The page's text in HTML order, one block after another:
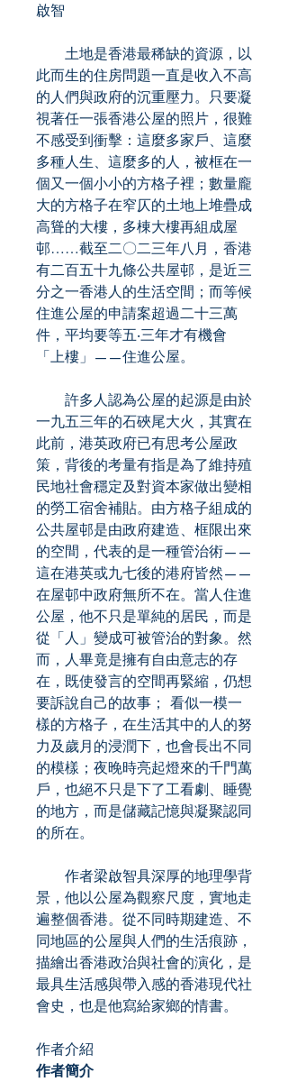
啟智
土地是香港最稀缺的資源，以
此而生的住房問題一直是收入不高
的人們與政府的沉重壓力。只要凝
視著任一張香港公屋的照片，很難
不感受到衝擊：這麼多家戶、這麼
多種人生、這麼多的人，被框在一
個又一個小小的方格子裡；數量龐
大的方格子在窄仄的土地上堆疊成
高聳的大樓，多棟大樓再組成屋
邨……截至二〇二三年八月，香港
有二百五十九條公共屋邨，是近三
分之一香港人的生活空間；而等候
住進公屋的申請案超過二十三萬
件，平均要等五‧三年才有機會
「上樓」——住進公屋。
許多人認為公屋的起源是由於
一九五三年的石硤尾大火，其實在
此前，港英政府已有思考公屋政
策，背後的考量有指是為了維持殖
民地社會穩定及對資本家做出變相
的勞工宿舍補貼。由方格子組成的
公共屋邨是由政府建造、框限出來
的空間，代表的是一種管治術——
這在港英或九七後的港府皆然——
在屋邨中政府無所不在。當人住進
公屋，他不只是單純的居民，而是
從「人」變成可被管治的對象。然
而，人畢竟是擁有自由意志的存
在，既使發言的空間再緊縮，仍想
要訴說自己的故事； 看似一模一
樣的方格子，在生活其中的人的努
力及歲月的浸潤下，也會長出不同
的模樣；夜晚時亮起燈來的千門萬
戶，也絕不只是下了工看劇、睡覺
的地方，而是儲藏記憶與凝聚認同
的所在。
作者梁啟智具深厚的地理學背
景，他以公屋為觀察尺度，實地走
遍整個香港。從不同時期建造、不
同地區的公屋與人們的生活痕跡，
描繪出香港政治與社會的演化，是
最具生活感與帶入感的香港現代社
會史，也是他寫給家鄉的情書。
作者介紹
作者簡介